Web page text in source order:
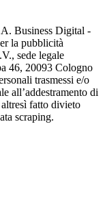
Business Digital -
la pubblicità
sede legale
46, 20093 Cologno
trasmessi e/o
all’addestramento di
fatto divieto
scraping.